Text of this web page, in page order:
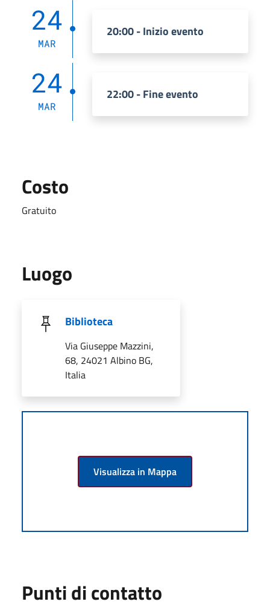
24
MAR
20:00 - Inizio evento
24
MAR
22:00 - Fine evento
Costo
Gratuito
Luogo
Biblioteca
Via Giuseppe Mazzini,
68, 24021 Albino BG,
Italia
Visualizza in Mappa
Punti di contatto